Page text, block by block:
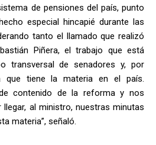
de pensiones del país, punto
especial hincapié durante las
tanto el llamado que realizó
Piñera, el trabajo que está
transversal de senadores y, por
que tiene la materia en el país.
contenido de la reforma y nos
al ministro, nuestras minutas
materia”, señaló.